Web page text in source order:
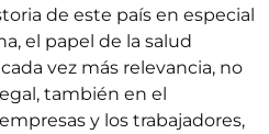
de este país en especial
el papel de la salud
vez más relevancia, no
también en el
y los trabajadores,